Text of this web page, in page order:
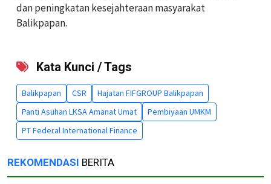
dan peningkatan kesejahteraan masyarakat
Balikpapan.
Kata Kunci / Tags
Balikpapan CSR
Hajatan FIFGROUP Balikpapan
Panti Asuhan LKSA Amanat Umat
Pembiyaan UMKM
PT Federal International Finance
REKOMENDASI BERITA